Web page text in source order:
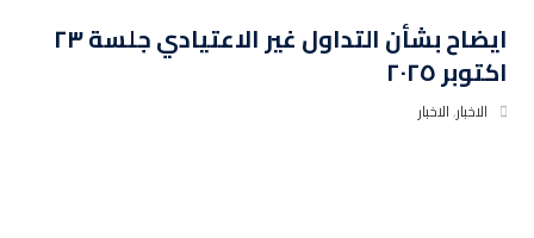
ايضاح بشأن التداول غير الاعتيادي جلسة ٢٣
اكتوبر ٢٠٢٥
الاخبار,الاخبار